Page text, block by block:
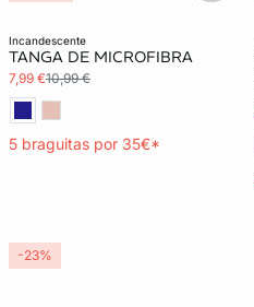
incandescente
TANGA DE MICROFIBRA
7,99 €10,99 €
5 braguitas por 35€*
-23%